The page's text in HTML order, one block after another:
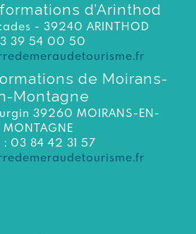
d’Arinthod
- 39240 ARINTHOD
39 54 00 50
de Moirans-
Montagne
39260 MOIRANS-EN-
MONTAGNE
: 03 84 42 31 57